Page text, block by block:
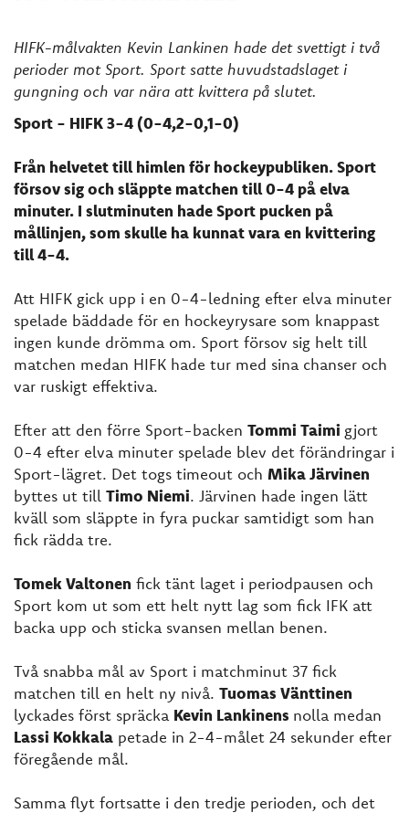
HIFK-målvakten Kevin Lankinen hade det svettigt i två
perioder mot Sport. Sport satte huvudstadslaget i
gungning och var nära att kvittera på slutet.
Sport - HIFK 3-4 (0-4,2-0,1-0)
Från helvetet till himlen för hockeypubliken. Sport
försov sig och släppte matchen till 0-4 på elva
minuter. I slutminuten hade Sport pucken på
mållinjen, som skulle ha kunnat vara en kvittering
till 4-4.
Att HIFK gick upp i en 0-4-ledning efter elva minuter
spelade bäddade för en hockeyrysare som knappast
ingen kunde drömma om. Sport försov sig helt till
matchen medan HIFK hade tur med sina chanser och
var ruskigt effektiva.
Efter att den förre Sport-backen Tommi Taimi gjort
0-4 efter elva minuter spelade blev det förändringar i
Sport-lägret. Det togs timeout och Mika Järvinen
byttes ut till Timo Niemi. Järvinen hade ingen lätt
kväll som släppte in fyra puckar samtidigt som han
fick rädda tre.
Tomek Valtonen fick tänt laget i periodpausen och
Sport kom ut som ett helt nytt lag som fick IFK att
backa upp och sticka svansen mellan benen.
Två snabba mål av Sport i matchminut 37 fick
matchen till en helt ny nivå. Tuomas Vänttinen
lyckades först spräcka Kevin Lankinens nolla medan
Lassi Kokkala petade in 2-4-målet 24 sekunder efter
föregående mål.
Samma flyt fortsatte i den tredje perioden, och det